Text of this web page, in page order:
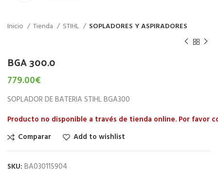
Inicio Tienda STIHL SOPLADORES Y ASPIRADORES
BGA 300.0
779.00€
SOPLADOR DE BATERIA STIHL BGA300
Producto no disponible a través de tienda online. Por favor
Comparar
Add to wishlist
SKU: BA030115904